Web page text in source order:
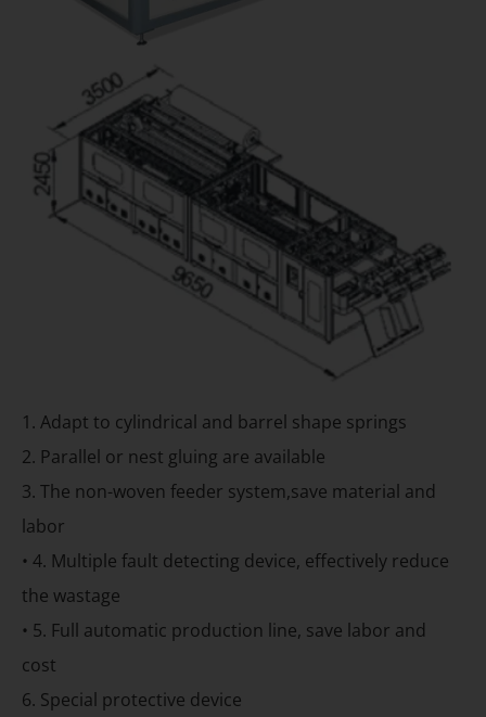
1. Adapt to cylindrical and barrel shape springs
2. Parallel or nest gluing are available
3. The non-woven feeder system,save material and
labor
• 4. Multiple fault detecting device, effectively reduce
the wastage
• 5. Full automatic production line, save labor and
cost
6. Special protective device